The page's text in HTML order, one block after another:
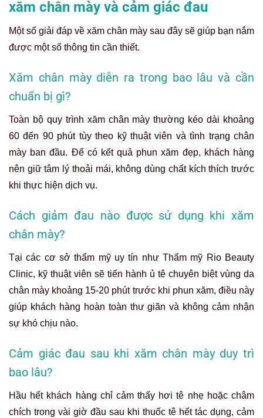
xăm chân mày và cảm giác đau
Một số giải đáp về xăm chân mày sau đây sẽ giúp bạn nắm
được một số thông tin cần thiết.
Xăm chân mày diễn ra trong bao lâu và cần
chuẩn bị gì?
Toàn bộ quy trình xăm chân mày thường kéo dài khoảng
60 đến 90 phút tùy theo kỹ thuật viên và tình trạng chân
mày ban đầu. Để có kết quả phun xăm đẹp, khách hàng
nên giữ tâm lý thoải mái, không dùng chất kích thích trước
khi thực hiện dịch vụ.
Cách giảm đau nào được sử dụng khi xăm
chân mày?
Tại các cơ sở thẩm mỹ uy tín như Thẩm mỹ Rio Beauty
Clinic, kỹ thuật viên sẽ tiến hành ủ tê chuyên biệt vùng da
chân mày khoảng 15-20 phút trước khi phun xăm, điều này
giúp khách hàng hoàn toàn thư giãn và không cảm nhận
sự khó chịu nào.
Cảm giác đau sau khi xăm chân mày duy trì
bao lâu?
Hầu hết khách hàng chỉ cảm thấy hơi tê nhẹ hoặc châm
chích trong vài giờ đầu sau khi thuốc tê hết tác dụng, cảm